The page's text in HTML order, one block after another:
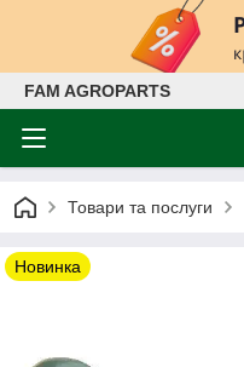
FAM AGROPARTS
Товари та послуги
Новинка